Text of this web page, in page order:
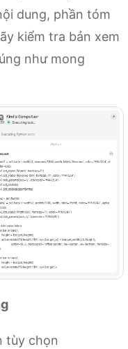
dung, phần tóm
kiểm tra bản xem
như mong
tùy chọn